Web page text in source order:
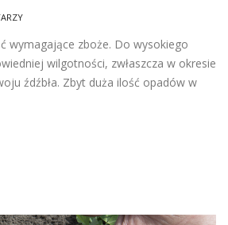
wymagające zboże. Do wysokiego
wilgotności, zwłaszcza w okresie
źdźbła. Zbyt duża ilość opadów w